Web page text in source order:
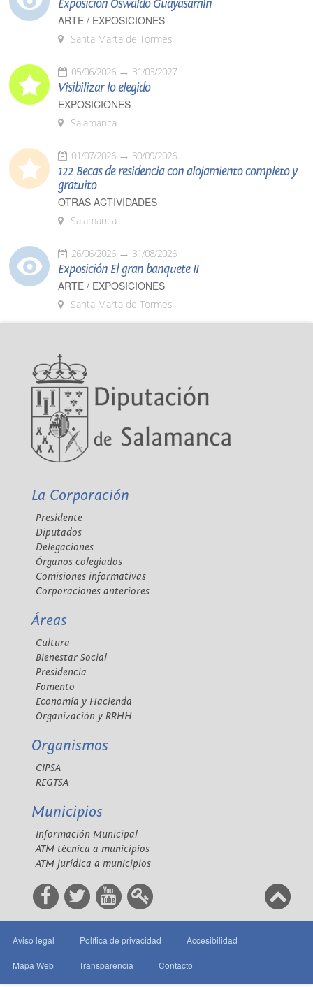
Exposición Oswaldo Guayasamín
ARTE / EXPOSICIONES
Santa Marta de Tormes
05/06/2026 31/03/2027
Visibilizar lo elegido
EXPOSICIONES
Salamanca
01/07/2026 30/09/2026
122 Becas de residencia con alojamiento completo y
gratuito
OTRAS ACTIVIDADES
Salamanca
26/06/2026 31/08/2026
Exposición El gran banquete II
ARTE / EXPOSICIONES
Santa Marta de Tormes
La Corporación
Presidente
Diputados
Delegaciones
Órganos colegiados
Comisiones informativas
Corporaciones anteriores
Áreas
Cultura
Bienestar Social
Presidencia
Fomento
Economía y Hacienda
Organización y RRHH
Organismos
CIPSA
REGTSA
Municipios
Información Municipal
ATM técnica a municipios
ATM jurídica a municipios
Aviso legal Política de privacidad Accesibilidad
Mapa Web Transparencia Contacto